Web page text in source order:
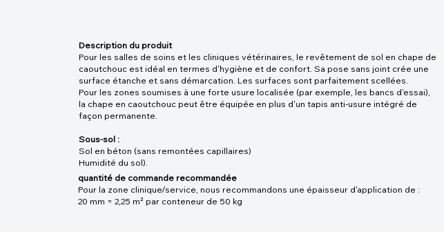
Description du produit
Pour les salles de soins et les cliniques vétérinaires, le revêtement de sol en chape de
caoutchouc est idéal en termes d'hygiène et de confort. Sa pose sans joint crée une
surface étanche et sans démarcation. Les surfaces sont parfaitement scellées.
Pour les zones soumises à une forte usure localisée (par exemple, les bancs d'essai),
la chape en caoutchouc peut être équipée en plus d'un tapis anti-usure intégré de
façon permanente.
Sous-sol :
Sol en béton (sans remontées capillaires)
Humidité du sol).
quantité de commande recommandée
Pour la zone clinique/service, nous recommandons une épaisseur d'application de :
20 mm = 2,25 m² par conteneur de 50 kg